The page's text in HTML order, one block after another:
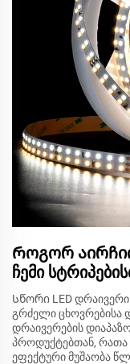
Როგორ
ჩემი
Სწორი LED დრაივერი
გრძელი ცხოვრებისა
დრაივერების
პროდუქტებთან,
ეფექტური მუშაობა